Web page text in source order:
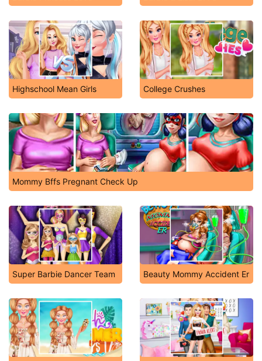
Highschool Mean Girls College Crushes
Mommy Bffs Pregnant Check Up
Super Barbie Dancer Team Beauty Mommy Accident Er